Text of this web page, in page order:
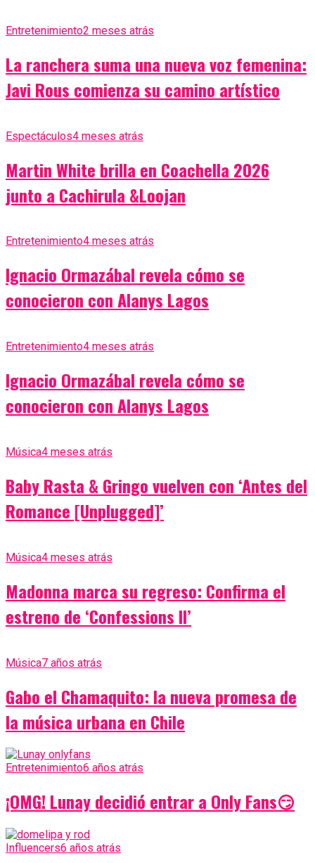
Entretenimiento2 meses atrás
La ranchera suma una nueva voz femenina:
Javi Rous comienza su camino artístico
Espectáculos4 meses atrás
Martin White brilla en Coachella 2026
junto a Cachirula &Loojan
Entretenimiento4 meses atrás
Ignacio Ormazábal revela cómo se
conocieron con Alanys Lagos
Entretenimiento4 meses atrás
Ignacio Ormazábal revela cómo se
conocieron con Alanys Lagos
Música4 meses atrás
Baby Rasta & Gringo vuelven con ‘Antes del
Romance [Unplugged]’
Música4 meses atrás
Madonna marca su regreso: Confirma el
estreno de ‘Confessions II’
Música7 años atrás
Gabo el Chamaquito: la nueva promesa de
la música urbana en Chile
Entretenimiento6 años atrás
¡OMG! Lunay decidió entrar a Only Fans😏
Influencers6 años atrás